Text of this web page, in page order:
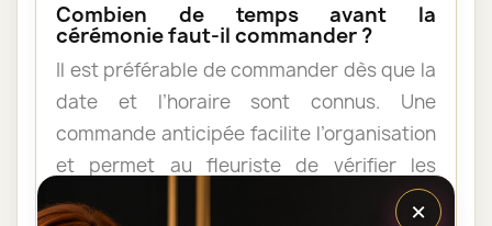
Combien de temps avant la
cérémonie faut-il commander ?
Il est préférable de commander dès que la
date et l’horaire sont connus. Une
commande anticipée facilite l’organisation
et permet au fleuriste de vérifier les
contraintes du lieu de livraison.
×